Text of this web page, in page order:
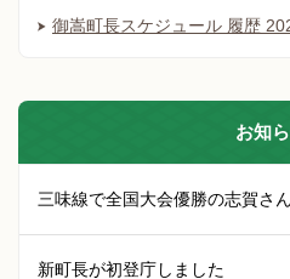
御嵩町長スケジュール 履歴
お知
三味線で全国大会優勝の志賀さ
新町長が初登庁しました